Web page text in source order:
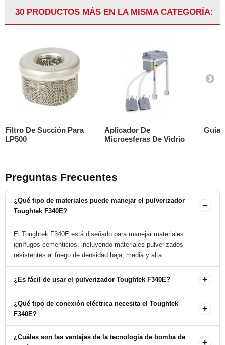
30 PRODUCTOS MÁS EN LA MISMA CATEGORÍA:
Filtro De Succión Para
LP500
Aplicador De
Microesferas De Vidrio
Guia
Preguntas Frecuentes
¿Qué tipo de materiales puede manejar el pulverizador
Toughtek F340E?
−
El Toughtek F340E está diseñado para manejar materiales
ignífugos cementicios, incluyendo materiales pulverizados
resistentes al fuego de densidad baja, media y alta.
¿Es fácil de usar el pulverizador Toughtek F340E? +
Sí, el Toughtek F340E está diseñado para un funcionamiento
sencillo e intuitivo, permitiendo que su equipo esté en pleno
funcionamiento en poco tiempo.
¿Qué tipo de conexión eléctrica necesita el Toughtek
F340E?
+
El pulverizador se conecta a una toma de corriente estándar de 120
¿Cuáles son las ventajas de la tecnología de bomba de
+